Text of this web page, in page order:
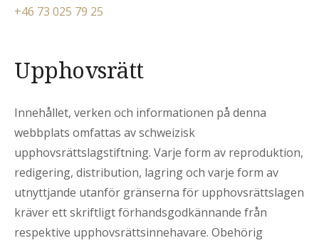
+46 73 025 79 25
Upphovsrätt
Innehållet, verken och informationen på denna
webbplats omfattas av schweizisk
upphovsrättslagstiftning. Varje form av reproduktion,
redigering, distribution, lagring och varje form av
utnyttjande utanför gränserna för upphovsrättslagen
kräver ett skriftligt förhandsgodkännande från
respektive upphovsrättsinnehavare. Obehörig